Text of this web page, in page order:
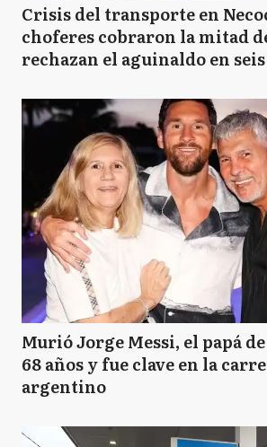
Crisis del transporte en
choferes cobraron la mitad
rechazan el aguinaldo en
Murió Jorge Messi, el papá
68 años y fue clave en la
argentino